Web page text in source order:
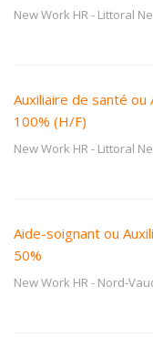
New Work HR- Littoral
Auxiliaire de santé
100% (H/F)
New Work HR- Littoral
Aide-soignant ou
50%
New Work HR- Nord-